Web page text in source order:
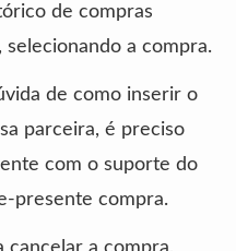
de compras
selecionando a compra.
de como inserir o
parceira, é preciso
com o suporte do
presente compra.